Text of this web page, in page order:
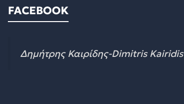
FACEBOOK
Δημήτρης Καιρίδης-Dimitris Kairidis